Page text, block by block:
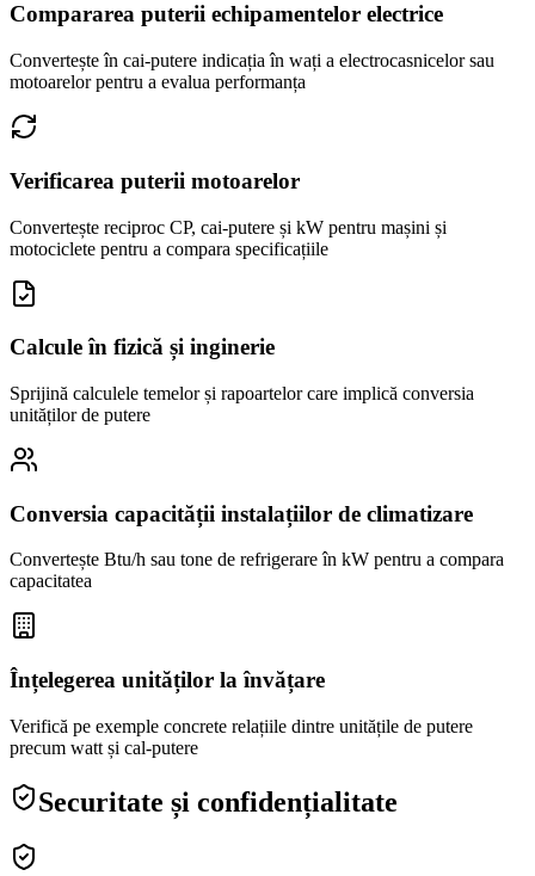
Compararea puterii echipamentelor electrice
Convertește în cai-putere indicația în wați a electrocasnicelor sau
motoarelor pentru a evalua performanța
Verificarea puterii motoarelor
Convertește reciproc CP, cai-putere și kW pentru mașini și
motociclete pentru a compara specificațiile
Calcule în fizică și inginerie
Sprijină calculele temelor și rapoartelor care implică conversia
unităților de putere
Conversia capacității instalațiilor de climatizare
Convertește Btu/h sau tone de refrigerare în kW pentru a compara
capacitatea
Înțelegerea unităților la învățare
Verifică pe exemple concrete relațiile dintre unitățile de putere
precum watt și cal-putere
Securitate și confidențialitate